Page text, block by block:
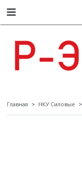
Главная НКУ Силовые